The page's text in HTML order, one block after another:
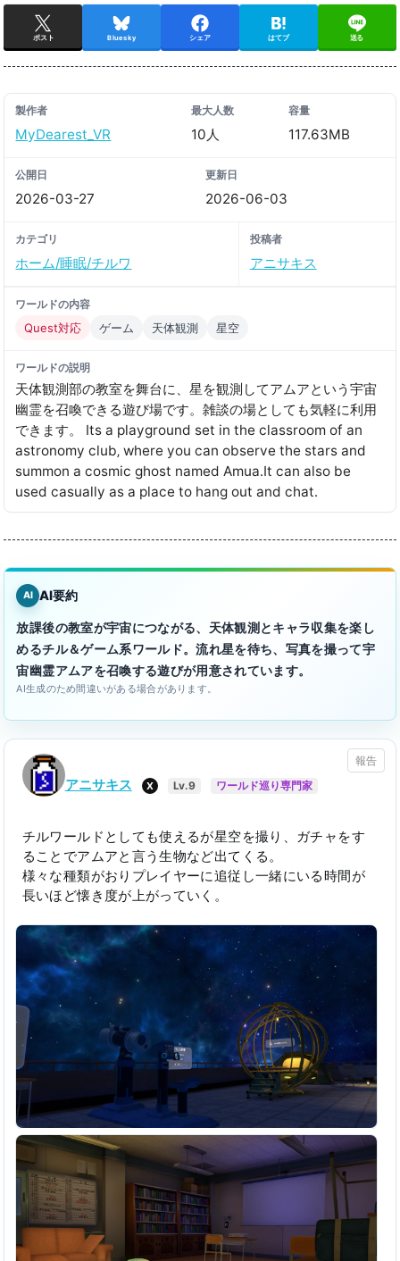
ポスト Bluesky シェア はてブ 送る
製作者
MyDearest_VR
最大人数
10人
容量
117.63MB
公開日
2026-03-27
更新日
2026-06-03
カテゴリ
ホーム/睡眠/チルワ
投稿者
アニサキス
ワールドの内容
Quest対応 ゲーム 天体観測 星空
ワールドの説明
天体観測部の教室を舞台に、星を観測してアムアという宇宙
幽霊を召喚できる遊び場です。雑談の場としても気軽に利用
できます。 Its a playground set in the classroom of an
astronomy club‚ where you can observe the stars and
summon a cosmic ghost named Amua․It can also be
used casually as a place to hang out and chat․
AI AI要約
放課後の教室が宇宙につながる、天体観測とキャラ収集を楽し
めるチル＆ゲーム系ワールド。流れ星を待ち、写真を撮って宇
宙幽霊アムアを召喚する遊びが用意されています。
AI生成のため間違いがある場合があります。
報告
アニサキス X Lv.9 ワールド巡り専門家
チルワールドとしても使えるが星空を撮り、ガチャをす
ることでアムアと言う生物など出てくる。
様々な種類がおりプレイヤーに追従し一緒にいる時間が
長いほど懐き度が上がっていく。